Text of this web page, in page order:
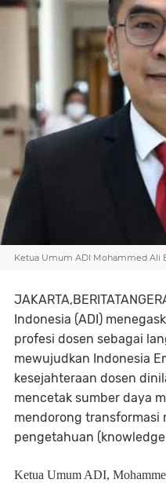
Ketua Umum ADI Mohammed Ali
Indonesia (ADI)
profesi dosen sebagai
mewujudkan Indonesia
kesejahteraan dosen
mencetak sumber daya
mendorong transformasi
pengetahuan
Ketua Umum ADI,